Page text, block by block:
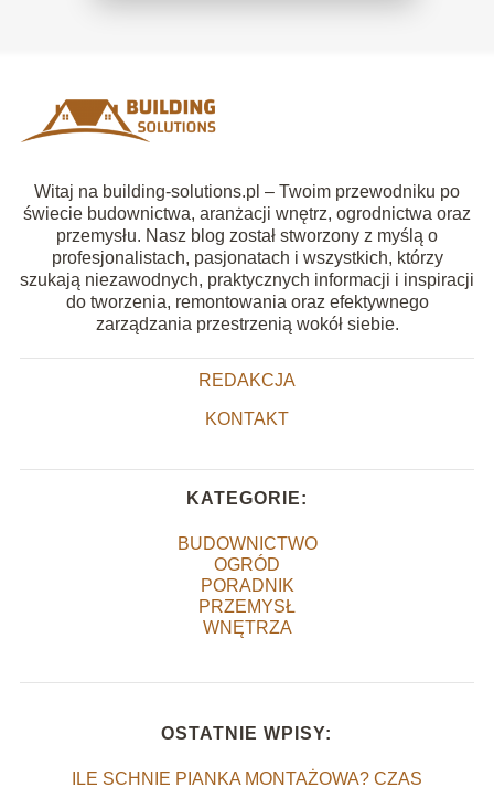
Witaj na building-solutions.pl – Twoim przewodniku po
świecie budownictwa, aranżacji wnętrz, ogrodnictwa oraz
przemysłu. Nasz blog został stworzony z myślą o
profesjonalistach, pasjonatach i wszystkich, którzy
szukają niezawodnych, praktycznych informacji i inspiracji
do tworzenia, remontowania oraz efektywnego
zarządzania przestrzenią wokół siebie.
REDAKCJA
KONTAKT
KATEGORIE:
BUDOWNICTWO
OGRÓD
PORADNIK
PRZEMYSŁ
WNĘTRZA
OSTATNIE WPISY:
ILE SCHNIE PIANKA MONTAŻOWA? CZAS